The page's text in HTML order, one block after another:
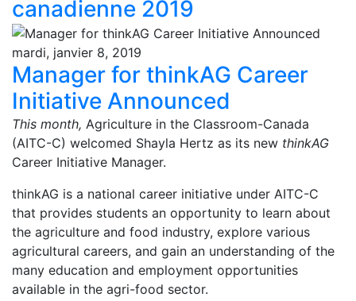
canadienne 2019
mardi, janvier 8, 2019
Manager for thinkAG Career
Initiative Announced
This month, Agriculture in the Classroom-Canada
(AITC-C) welcomed Shayla Hertz as its new thinkAG
Career Initiative Manager.
thinkAG is a national career initiative under AITC-C
that provides students an opportunity to learn about
the agriculture and food industry, explore various
agricultural careers, and gain an understanding of the
many education and employment opportunities
available in the agri-food sector.